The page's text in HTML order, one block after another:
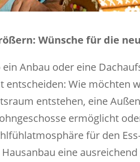
Wünsche für die
Anbau oder eine
entscheiden: Wie möchten
entstehen, eine
ermöglicht
für den
eine